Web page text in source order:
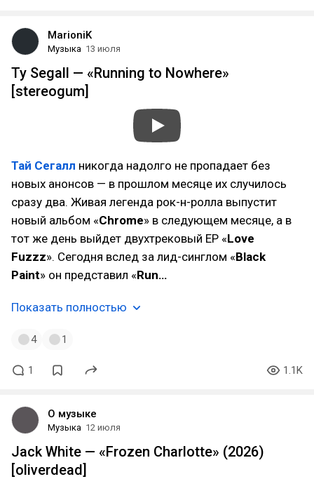
MarioniK
Музыка 13 июля
Ty Segall — «Running to Nowhere»
[stereogum]
Тай Сегалл никогда надолго не пропадает без
новых анонсов — в прошлом месяце их случилось
сразу два. Живая легенда рок-н-ролла выпустит
новый альбом «Chrome» в следующем месяце, а в
тот же день выйдет двухтрековый EP «Love
Fuzzz». Сегодня вслед за лид-синглом «Black
Paint» он представил «Run…
Показать полностью
4 1
1 1.1K
О музыке
Музыка 12 июля
Jack White — «Frozen Charlotte» (2026)
[oliverdead]